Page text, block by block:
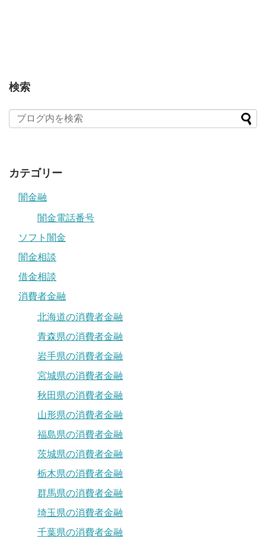
検索
カテゴリー
闇金融
闇金電話番号
ソフト闇金
闇金相談
借金相談
消費者金融
北海道の消費者金融
青森県の消費者金融
岩手県の消費者金融
宮城県の消費者金融
秋田県の消費者金融
山形県の消費者金融
福島県の消費者金融
茨城県の消費者金融
栃木県の消費者金融
群馬県の消費者金融
埼玉県の消費者金融
千葉県の消費者金融